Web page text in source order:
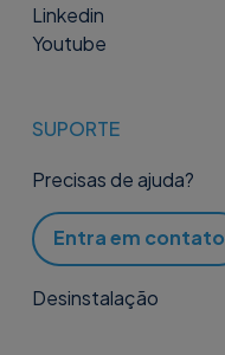
Linkedin
Youtube
SUPORTE
Precisas de ajuda?
Entra em contato
Desinstalação